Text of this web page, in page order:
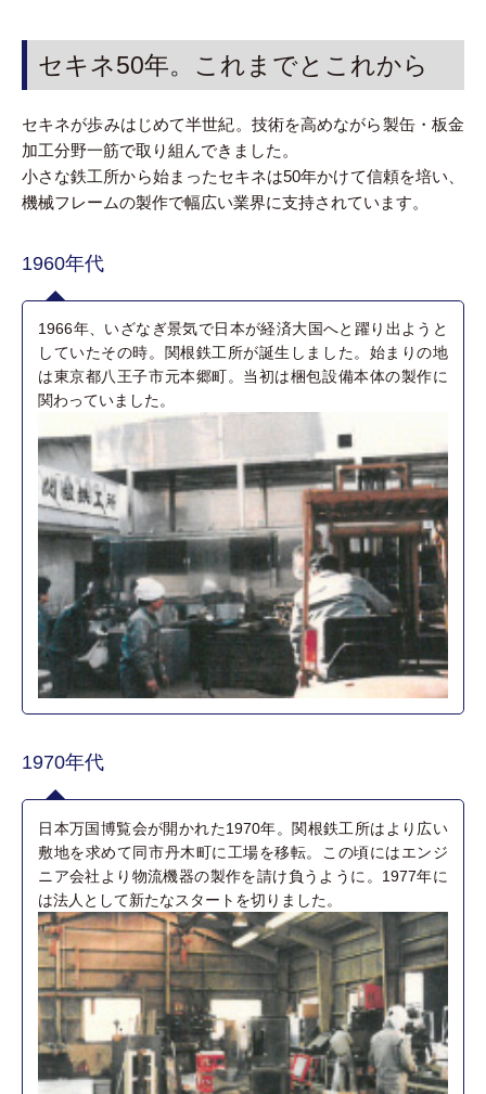
セキネ50年。これまでとこれから
セキネが歩みはじめて半世紀。技術を高めながら製缶・板金
加工分野一筋で取り組んできました。
小さな鉄工所から始まったセキネは50年かけて信頼を培い、
機械フレームの製作で幅広い業界に支持されています。
1960年代
1966年、いざなぎ景気で日本が経済大国へと躍り出ようと
していたその時。関根鉄工所が誕生しました。始まりの地
は東京都八王子市元本郷町。当初は梱包設備本体の製作に
関わっていました。
1970年代
日本万国博覧会が開かれた1970年。関根鉄工所はより広い
敷地を求めて同市丹木町に工場を移転。この頃にはエンジ
ニア会社より物流機器の製作を請け負うように。1977年に
は法人として新たなスタートを切りました。